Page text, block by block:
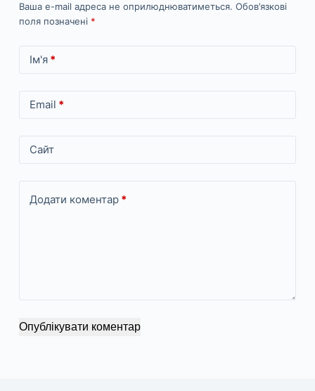
Ваша e-mail адреса не оприлюднюватиметься. Обов’язкові
поля позначені *
Ім'я*
Email *
Сайт
Додати коментар*
Опублікувати коментар